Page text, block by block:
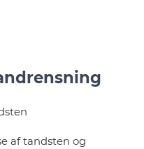
af tandsten og